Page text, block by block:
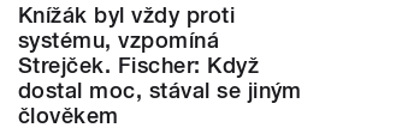
Knížák byl vždy proti
systému, vzpomíná
Strejček. Fischer: Když
dostal moc, stával se jiným
člověkem